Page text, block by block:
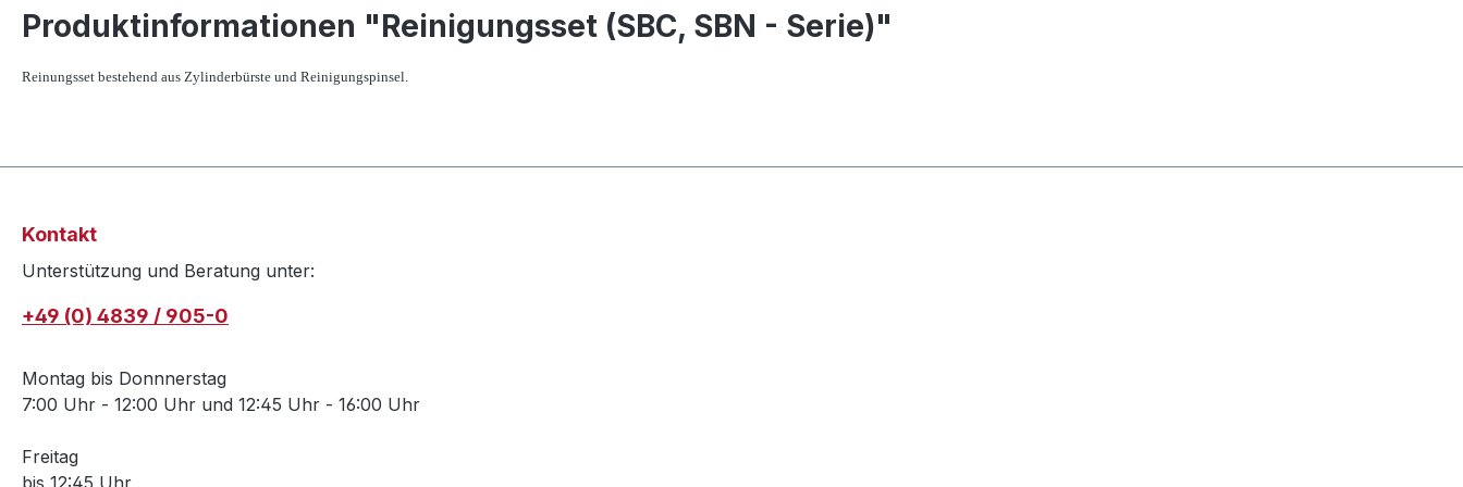
Produktinformationen "Reinigungsset (SBC, SBN - Serie)"
Reinungsset bestehend aus Zylinderbürste und Reinigungspinsel.
Kontakt
Unterstützung und Beratung unter:
+49 (0) 4839 / 905-0
Montag bis Donnnerstag
7:00 Uhr - 12:00 Uhr und 12:45 Uhr - 16:00 Uhr
Freitag